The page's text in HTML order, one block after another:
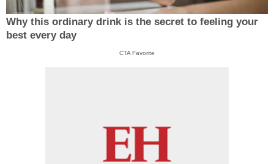
Why this ordinary drink is the secret to feeling your
best every day
CTA Favorite